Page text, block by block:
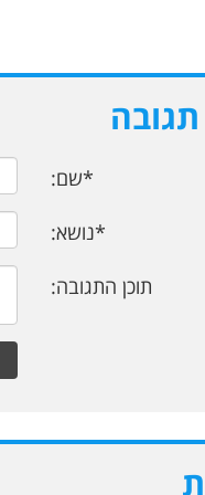
*שם:
*נושא:
תוכן התגובה: